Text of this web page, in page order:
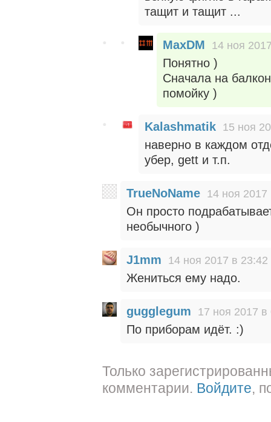
тащит и тащит ...
MaxDM 14 ноя
Понятно )
Сначала на
помойку )
Kalashmatik 15 ноя
наверно в каждом
убер, gett и т.п.
TrueNoName 14 ноя 2017
Он просто
необычного )
J1mm 14 ноя 2017 в 23:42
Жениться ему надо.
gugglegum 17 ноя 2017 в
По приборам идёт. :)
Только
комментарии. Войдите,